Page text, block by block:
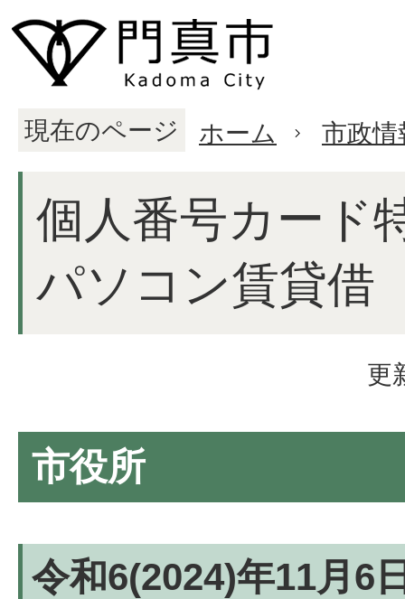
現在のページ ホーム 市政情
個人番号カード
パソコン賃貸借
更
市役所
令和6(2024)年11月6